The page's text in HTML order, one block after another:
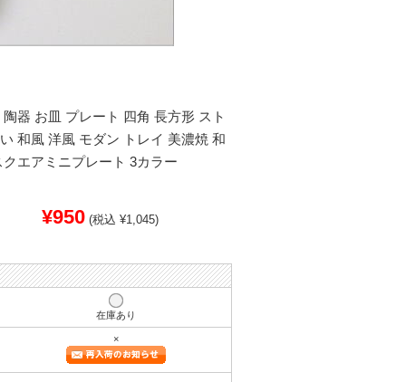
器 お皿 プレート 四角 長方形 スト
和風 洋風 モダン トレイ 美濃焼 和
エアミニプレート 3カラー
¥950 (税込 ¥1,045)
在庫あり
×